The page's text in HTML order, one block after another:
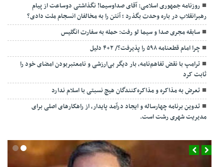
روزنامه جمهوری اسلامی: آقای صداوسیما! نگذاشتی دوساعت از پیام
رهبرانقلاب در باره وحدت بگذرد ؛ آنتن را به مخالفان انسجام ملت دادی؟
سابقه مجری صدا و سیما لو رفت: حمله به سفارت انگلیس
چرا امام قطعنامه ۵۹۸ را پذیرفت؟/ ۲+۴ دلیل
ترامپ با نقض تفاهم‌نامه، بار دیگر بی‌ارزشی و نامعتبربودن امضای خود را
ثابت کرد
تعرض به مذاکره و مذاکره‌کنندگان هیچ نسبتی با اسلام ندارد
تدوین برنامه چهارساله و ایجاد درآمد پایدار، از راهکارهای اصلی برای
مدیریت شهری رشت است.